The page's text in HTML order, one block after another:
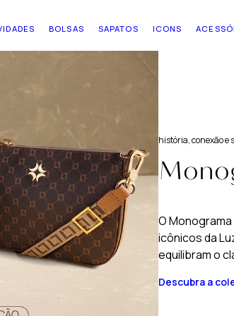
BOLSAS SAPATOS ICONS
história, conexão e
O
icônicos da
equilibram o
Descubra a